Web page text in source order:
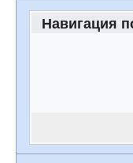
Навигация